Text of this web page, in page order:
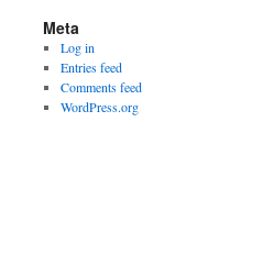
Meta
Log in
Entries feed
Comments feed
WordPress.org